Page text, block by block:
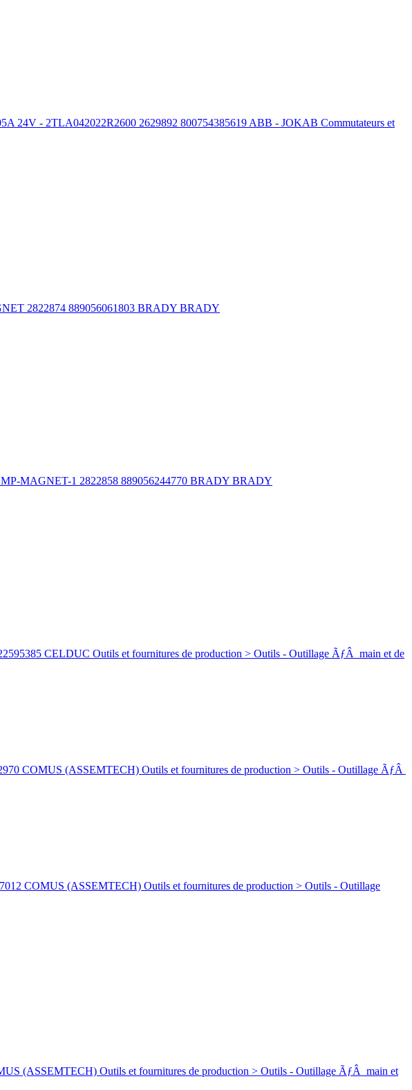
- 2TLA042022R2600 2629892 800754385619 ABB - JOKAB Commutateurs et
2822874 889056061803 BRADY BRADY
MAGNET-1 2822858 889056244770 BRADY BRADY
CELDUC Outils et fournitures de production > Outils - Outillage ÃƒÂ main et de
COMUS (ASSEMTECH) Outils et fournitures de production > Outils - Outillage ÃƒÂ
COMUS (ASSEMTECH) Outils et fournitures de production > Outils - Outillage
(ASSEMTECH) Outils et fournitures de production > Outils - Outillage ÃƒÂ main et